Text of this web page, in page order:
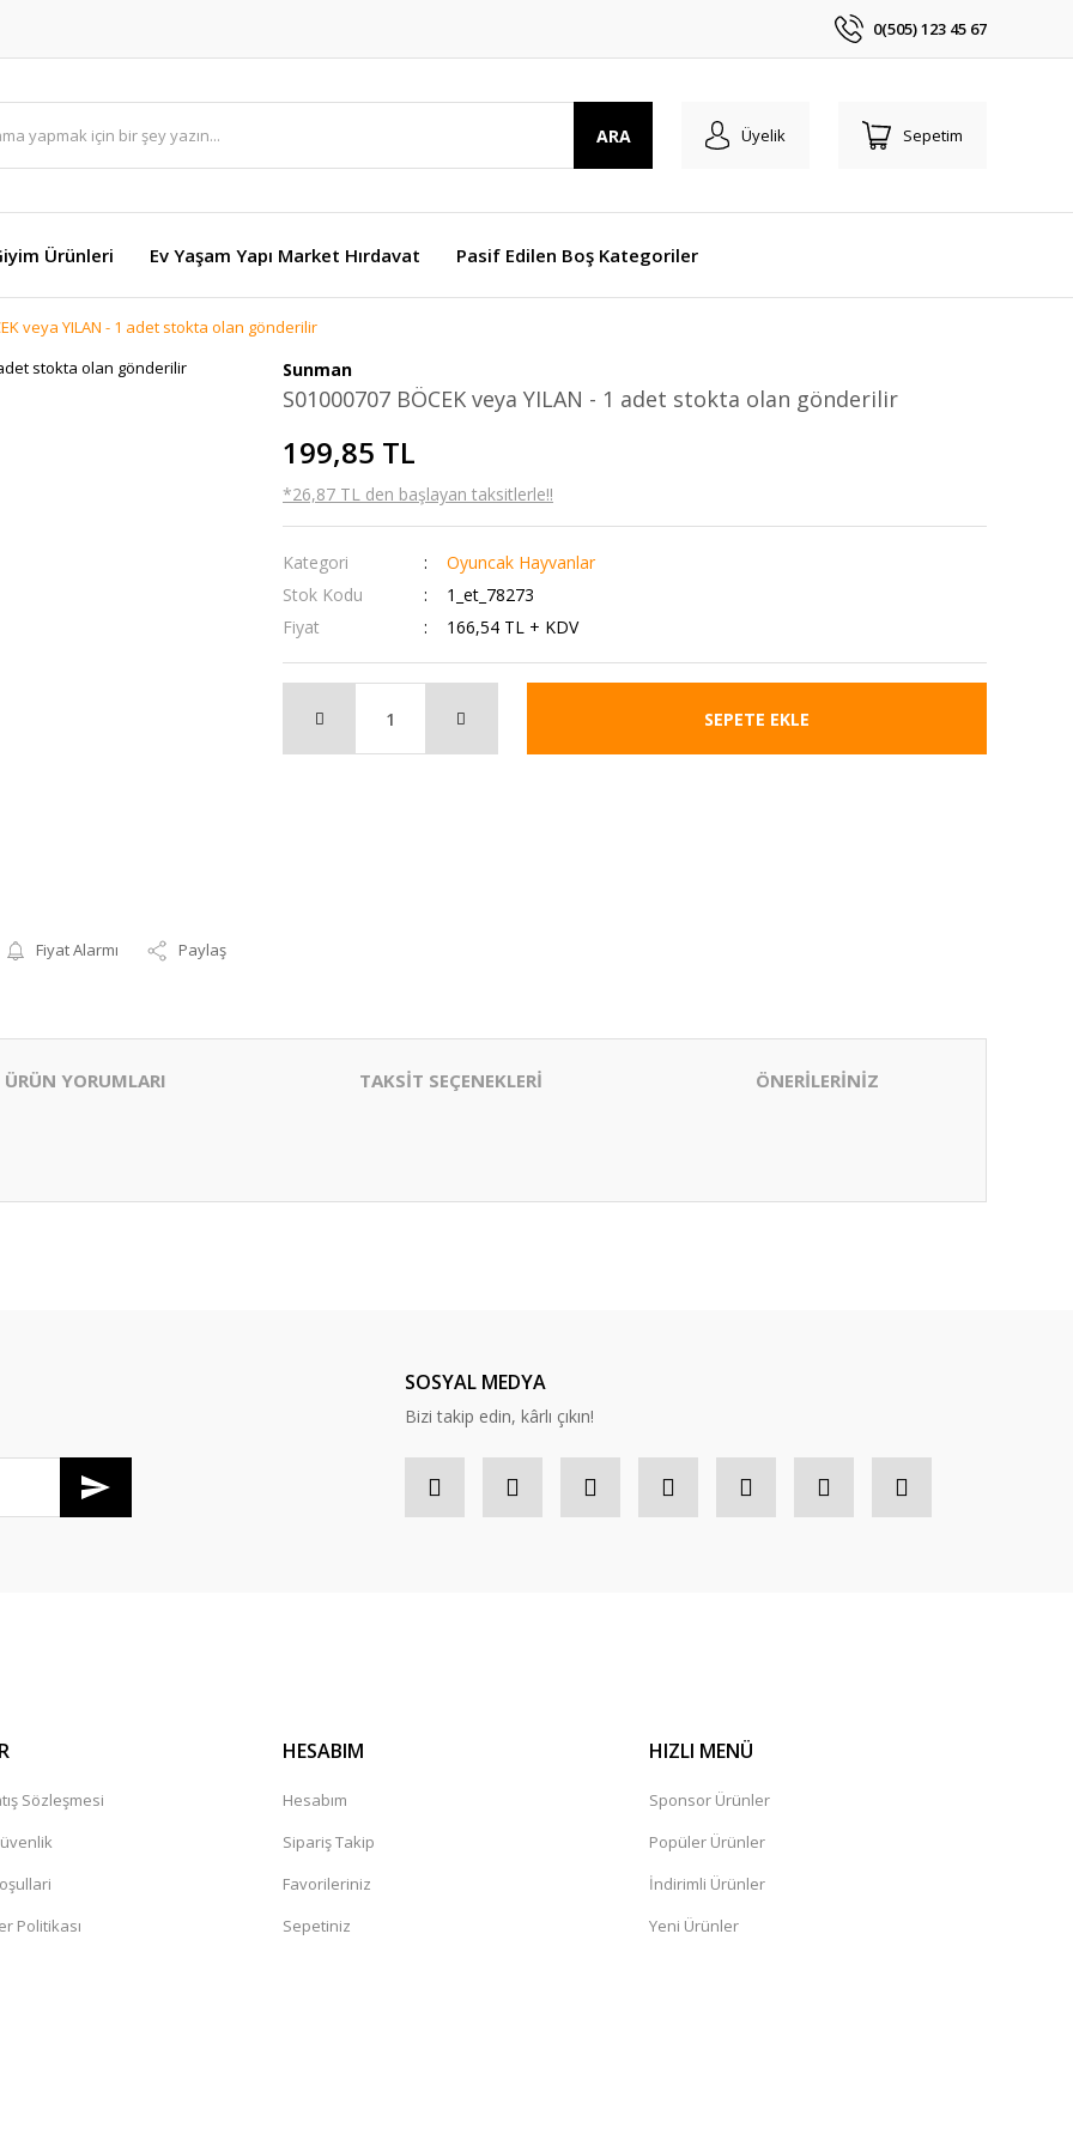
0(505) 123 45 67
ARA Üyelik Sepetim
Ürünleri Ev Yaşam Yapı Market Hırdavat Pasif Edilen Boş Kategoriler
veya YILAN - 1 adet stokta olan gönderilir
Fiyat Alarmı Paylaş
Sunman
S01000707 BÖCEK veya YILAN - 1 adet stokta olan gönderilir
199,85 TL
*26,87 TL den başlayan taksitlerle!!
Kategori
Oyuncak Hayvanlar
Stok Kodu
1_et_78273
Fiyat
166,54 TL + KDV
SEPETE EKLE
ÜRÜN YORUMLARI TAKSİT SEÇENEKLERİ ÖNERİLERİNİZ
SOSYAL MEDYA
Bizi takip edin, kârlı çıkın!
Sözleşmesi
Politikası
HESABIM
Hesabım
Sipariş Takip
Favorileriniz
Sepetiniz
HIZLI MENÜ
Sponsor Ürünler
Popüler Ürünler
İndirimli Ürünler
Yeni Ürünler